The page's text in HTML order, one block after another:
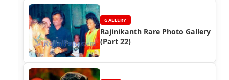
GALLERY
Rajinikanth Rare Photo Gallery
(Part 22)